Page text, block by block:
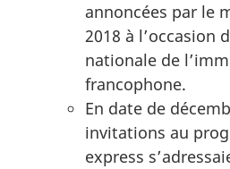
annoncées par le
2018 à l’occasion
nationale de
francophone.
En date de
invitations au
express